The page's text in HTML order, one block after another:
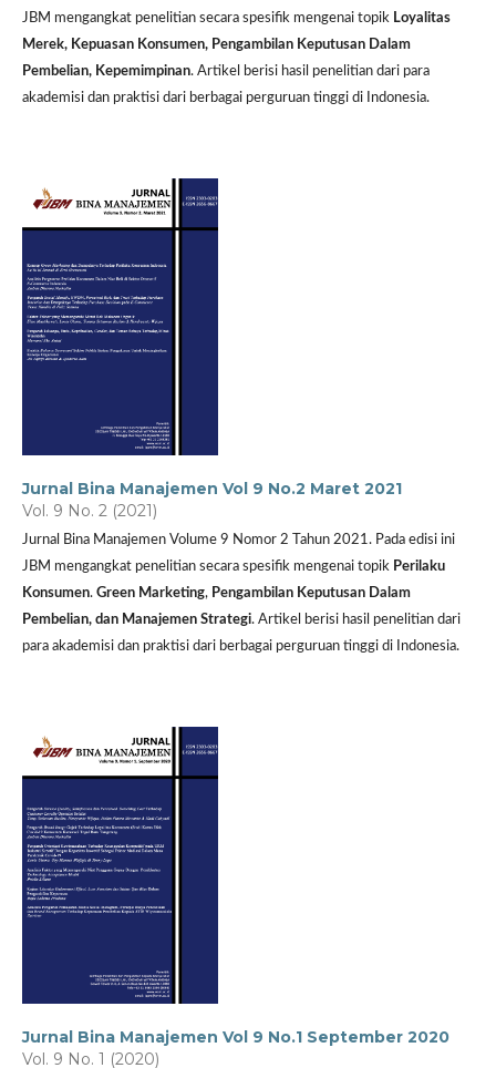
JBM mengangkat penelitian secara spesifik mengenai topik Loyalitas
Merek, Kepuasan Konsumen, Pengambilan Keputusan Dalam
Pembelian, Kepemimpinan. Artikel berisi hasil penelitian dari para
akademisi dan praktisi dari berbagai perguruan tinggi di Indonesia.
Jurnal Bina Manajemen Vol 9 No.2 Maret 2021
Vol. 9 No. 2 (2021)
Jurnal Bina Manajemen Volume 9 Nomor 2 Tahun 2021. Pada edisi ini
JBM mengangkat penelitian secara spesifik mengenai topik Perilaku
Konsumen. Green Marketing, Pengambilan Keputusan Dalam
Pembelian, dan Manajemen Strategi. Artikel berisi hasil penelitian dari
para akademisi dan praktisi dari berbagai perguruan tinggi di Indonesia.
Jurnal Bina Manajemen Vol 9 No.1 September 2020
Vol. 9 No. 1 (2020)